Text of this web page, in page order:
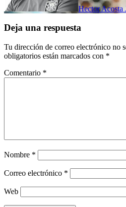
Hector Acosta
Deja una respuesta
Tu dirección de correo electrónico no
obligatorios están marcados con *
Comentario *
Nombre *
Correo electrónico *
Web